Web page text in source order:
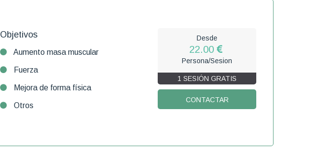
Objetivos
Aumento masa muscular
Fuerza
Mejora de forma física
Otros
Desde
22.00
Persona/Sesion
1 SESIÓN GRATIS
CONTACTAR